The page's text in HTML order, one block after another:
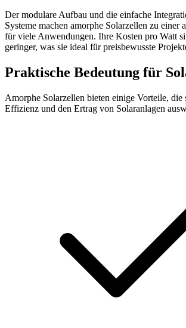
Der modulare Aufbau und die einfache
Systeme machen amorphe Solarzellen zu einer
für viele Anwendungen. Ihre Kosten pro Watt
geringer, was sie ideal für preisbewusste
Praktische Bedeutung für
Amorphe Solarzellen bieten einige Vorteile, die
Effizienz und den Ertrag von Solaranlagen